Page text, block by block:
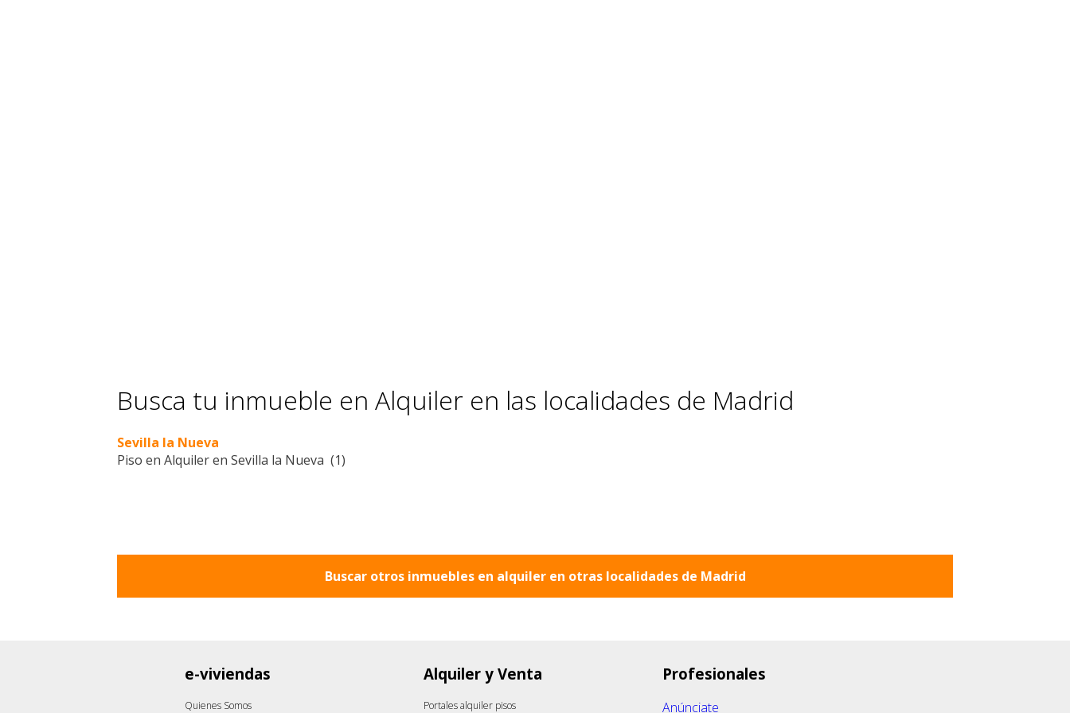
Busca tu inmueble en Alquiler en las localidades de Madrid
Sevilla la Nueva
Piso en Alquiler en Sevilla la Nueva (1)
Buscar otros inmuebles en alquiler en otras localidades de Madrid
e-viviendas
Quienes Somos
Alquiler y Venta
Portales alquiler pisos
Profesionales
Anúnciate